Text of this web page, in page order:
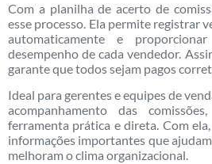
Com a planilha de acerto de
esse processo. Ela permite registrar
automaticamente e
desempenho de cada vendedor.
garante que todos sejam pagos
Ideal para gerentes e equipes de
acompanhamento das
ferramenta prática e direta. Com
informações importantes que
melhoram o clima organizacional.